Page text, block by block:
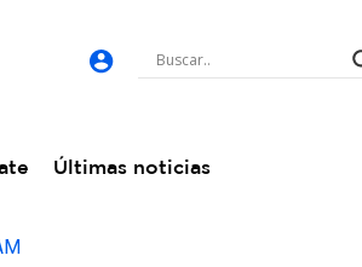
Últimas noticias